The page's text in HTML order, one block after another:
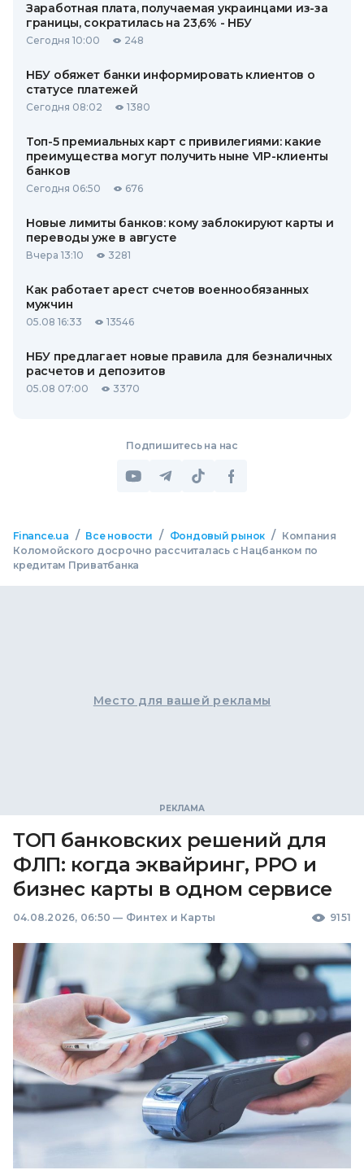
Заработная плата, получаемая украинцами из-за
границы, сократилась на 23,6% - НБУ
Сегодня 10:00 248
НБУ обяжет банки информировать клиентов о
статусе платежей
Сегодня 08:02 1380
Топ-5 премиальных карт с привилегиями: какие
преимущества могут получить ныне VIP-клиенты
банков
Сегодня 06:50 676
Новые лимиты банков: кому заблокируют карты и
переводы уже в августе
Вчера 13:10 3281
Как работает арест счетов военнообязанных
мужчин
05.08 16:33 13546
НБУ предлагает новые правила для безналичных
расчетов и депозитов
05.08 07:00 3370
Подпишитесь на нас
Finance.ua / Все новости / Фондовый рынок /
Компания
Коломойского досрочно рассчиталась с Нацбанком по
кредитам Приватбанка
Место для вашей рекламы
ТОП банковских решений для
ФЛП: когда эквайринг, РРО и
бизнес карты в одном сервисе
04.08.2026, 06:50 — Финтех и Карты 9151